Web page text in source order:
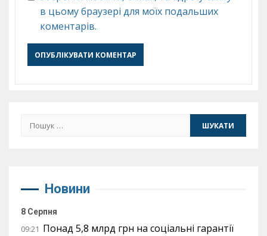
в цьому браузері для моїх подальших
коментарів.
Пошук:
Новини
8 Серпня
09:21 Понад 5,8 млрд грн на соціальні гарантії